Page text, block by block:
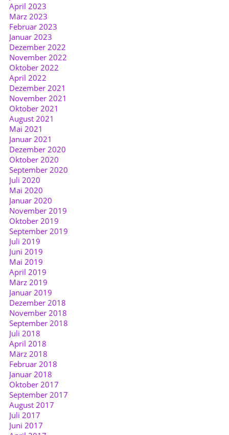
April 2023
März 2023
Februar 2023
Januar 2023
Dezember 2022
November 2022
Oktober 2022
April 2022
Dezember 2021
November 2021
Oktober 2021
August 2021
Mai 2021
Januar 2021
Dezember 2020
Oktober 2020
September 2020
Juli 2020
Mai 2020
Januar 2020
November 2019
Oktober 2019
September 2019
Juli 2019
Juni 2019
Mai 2019
April 2019
März 2019
Januar 2019
Dezember 2018
November 2018
September 2018
Juli 2018
April 2018
März 2018
Februar 2018
Januar 2018
Oktober 2017
September 2017
August 2017
Juli 2017
Juni 2017